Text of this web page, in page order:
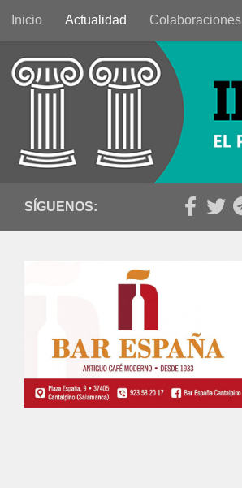
Saltar al contenido
Inicio Actualidad Colaboraciones
SÍGUENOS: